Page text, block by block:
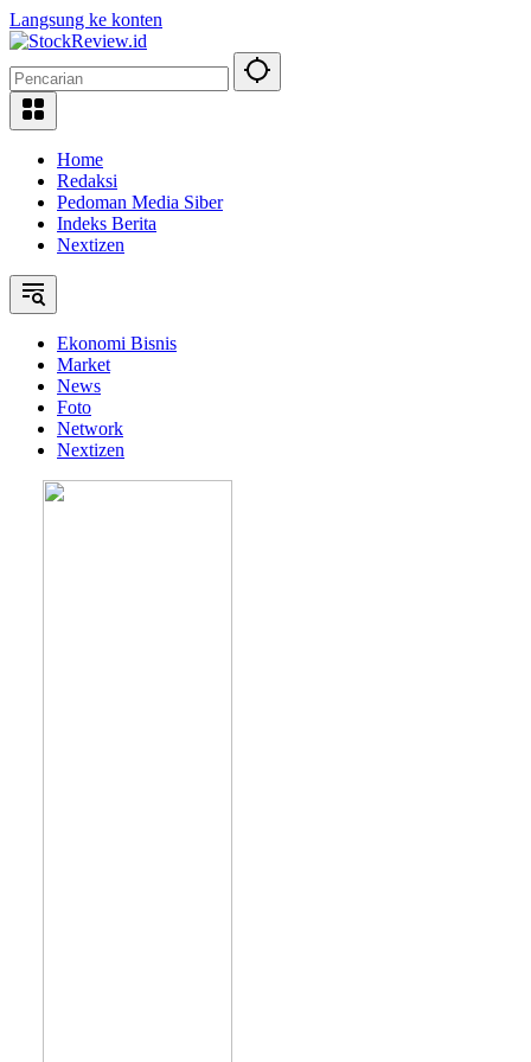
Langsung ke konten
Home
Redaksi
Pedoman Media Siber
Indeks Berita
Nextizen
Ekonomi Bisnis
Market
News
Foto
Network
Nextizen